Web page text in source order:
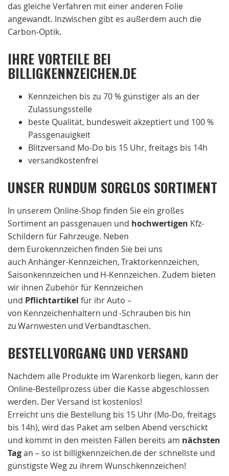
das gleiche Verfahren mit einer anderen Folie
angewandt. Inzwischen gibt es außerdem auch die
Carbon-Optik.
IHRE VORTEILE BEI
BILLIGKENNZEICHEN.DE
Kennzeichen bis zu 70 % günstiger als an der
Zulassungsstelle
beste Qualität, bundesweit akzeptiert und 100 %
Passgenauigkeit
Blitzversand Mo-Do bis 15 Uhr, freitags bis 14h
versandkostenfrei
UNSER RUNDUM SORGLOS SORTIMENT
In unserem Online-Shop finden Sie ein großes
Sortiment an passgenauen und hochwertigen Kfz-
Schildern für Fahrzeuge. Neben
dem Eurokennzeichen finden Sie bei uns
auch Anhänger-Kennzeichen, Traktorkennzeichen,
Saisonkennzeichen und H-Kennzeichen. Zudem bieten
wir ihnen Zubehör für Kennzeichen
und Pflichtartikel für ihr Auto –
von Kennzeichenhaltern und -Schrauben bis hin
zu Warnwesten und Verbandtaschen.
BESTELLVORGANG UND VERSAND
Nachdem alle Produkte im Warenkorb liegen, kann der
Online-Bestellprozess über die Kasse abgeschlossen
werden. Der Versand ist kostenlos!
Erreicht uns die Bestellung bis 15 Uhr (Mo-Do, freitags
bis 14h), wird das Paket am selben Abend verschickt
und kommt in den meisten Fällen bereits am nächsten
Tagan – so ist billigkennzeichen.de der schnellste und
günstigste Weg zu ihrem Wunschkennzeichen!